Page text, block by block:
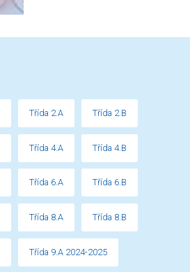
Třída 2.A Třída 2.B
Třída 4.A Třída 4.B
Třída 6.A Třída 6.B
Třída 8.A Třída 8.B
Třída 9.A 2024-2025